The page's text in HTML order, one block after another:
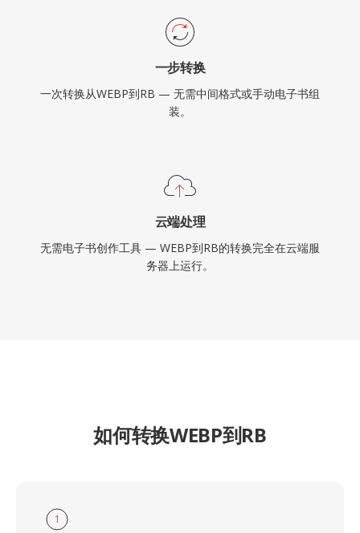
一步转换
一次转换从WEBP到RB — 无需中间格式或手动电子书组
装。
云端处理
无需电子书创作工具 — WEBP到RB的转换完全在云端服
务器上运行。
如何转换WEBP到RB
1